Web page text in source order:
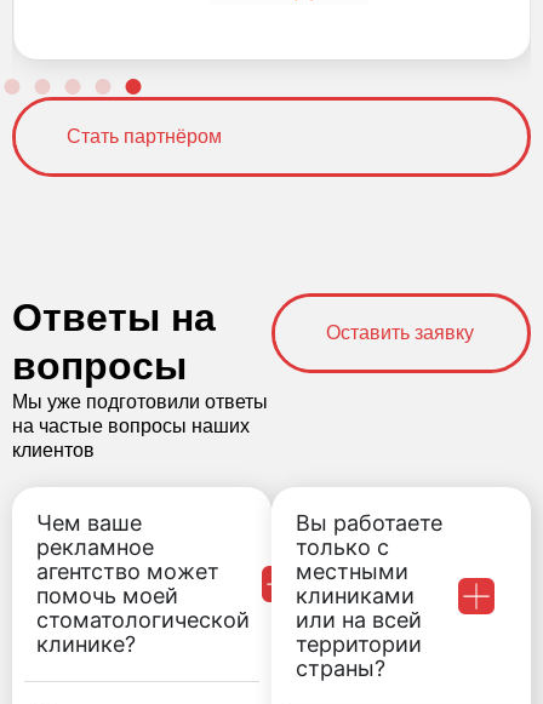
Стать партнёром
Ответы на
вопросы
Мы уже подготовили ответы
на частые вопросы наших
клиентов
Оставить заявку
Чем ваше
рекламное
агентство может
помочь моей
стоматологической
клинике?
Вы работаете
только с
местными
клиниками
или на всей
территории
страны?